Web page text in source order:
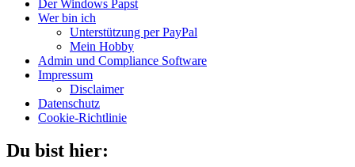
Der Windows Papst
Wer bin ich
Unterstützung per PayPal
Mein Hobby
Admin und Compliance Software
Impressum
Disclaimer
Datenschutz
Cookie-Richtlinie
Du bist hier: